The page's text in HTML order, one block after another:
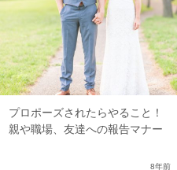
プロポーズされたらやること！
親や職場、友達への報告マナー
8年前